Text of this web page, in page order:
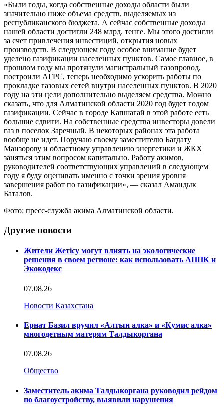
«Были годы, когда собственные доходы области были
значительно ниже объема средств, выделяемых из
республиканского бюджета. А сейчас собственные доходы
нашей области достигли 248 млрд. тенге. Мы этого достигли
за счет привлечения инвестиций, открытия новых
производств. В следующем году особое внимание будет
уделено газификации населенных пунктов. Самое главное, в
прошлом году мы протянули магистральный газопровод,
построили АГРС, теперь необходимо ускорить работы по
прокладке газовых сетей внутри населенных пунктов. В 2020
году на эти цели дополнительно выделяем средства. Можно
сказать, что для Алматинской области 2020 год будет годом
газификации. Сейчас в городе Капшагай в этой работе есть
большие сдвиги. На собственные средства инвесторы довели
газ в поселок Заречный. В некоторых районах эта работа
вообще не идет. Поручаю своему заместителю Багдату
Манзорову и областному управлению энергетики и ЖКХ
заняться этим вопросом капитально. Работу акимов,
руководителей соответствующих управлений в следующем
году я буду оценивать именно с точки зрения уровня
завершения работ по газификации», — сказал Амандык
Баталов.
Фото: пресс-служба акима Алматинской области.
Другие новости
Жители Жетісу могут влиять на экологические
решения в своем регионе: как использовать АППК и
Экокодекс
07.08.26
Новости Казахстана
Ернат Базил вручил «Алтын алка» и «Кумис алка»
многодетным матерям Талдыкоргана
07.08.26
Общество
Заместитель акима Талдыкоргана руководил рейдом
по благоустройству, выявили нарушения